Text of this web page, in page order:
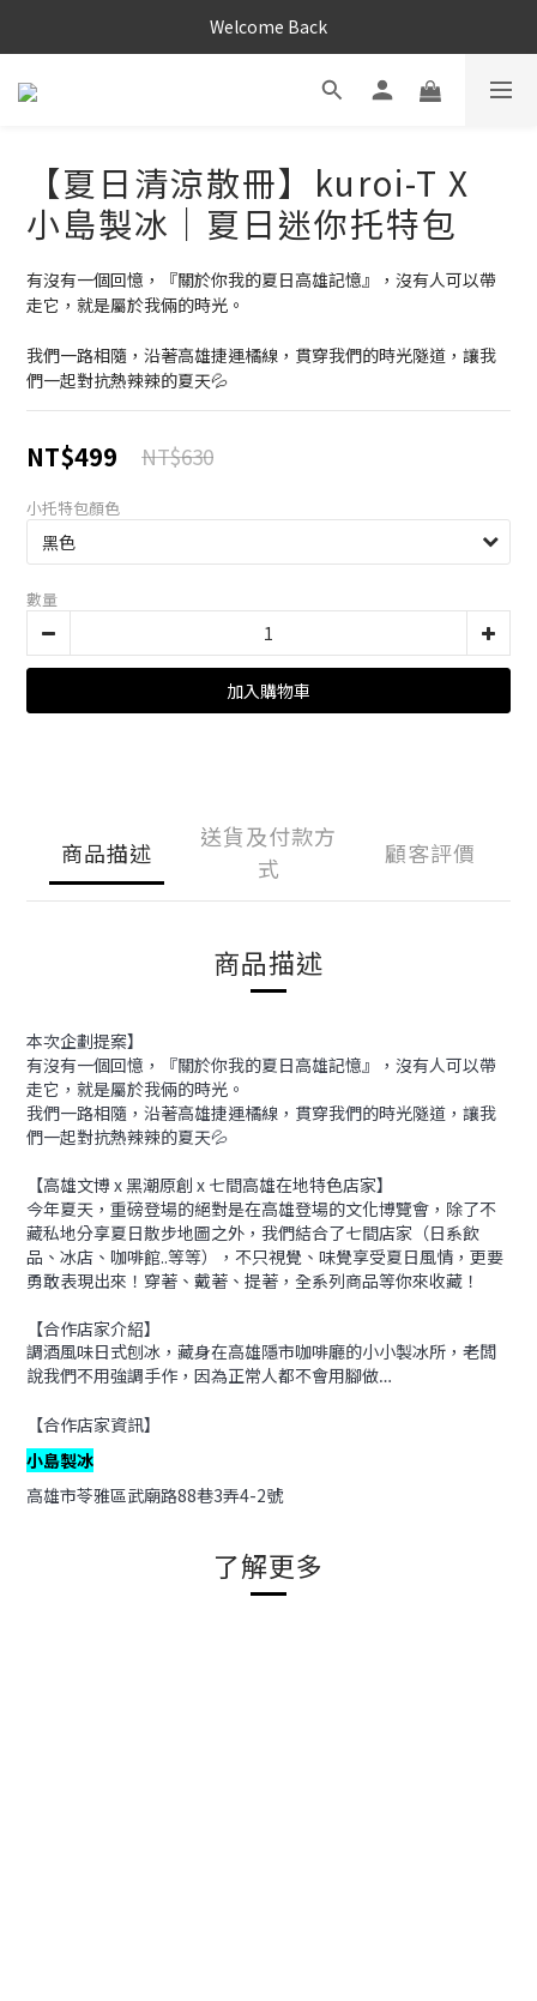
Welcome Back
【夏日清涼散冊】kuroi-T X
小島製冰｜夏日迷你托特包
有沒有一個回憶，『關於你我的夏日高雄記憶』，沒有人可以帶
走它，就是屬於我倆的時光。
我們一路相隨，沿著高雄捷運橘線，貫穿我們的時光隧道，讓我
們一起對抗熱辣辣的夏天💦
NT$499 NT$630
小托特包顏色
數量
加入購物車
商品描述
送貨及付款方
式
顧客評價
商品描述
本次企劃提案】
有沒有一個回憶，『關於你我的夏日高雄記憶』，沒有人可以帶
走它，就是屬於我倆的時光。
我們一路相隨，沿著高雄捷運橘線，貫穿我們的時光隧道，讓我
們一起對抗熱辣辣的夏天💦
【高雄文博 x 黑潮原創 x 七間高雄在地特色店家】
今年夏天，重磅登場的絕對是在高雄登場的文化博覽會，除了不
藏私地分享夏日散步地圖之外，我們結合了七間店家（日系飲
品、冰店、咖啡館..等等），不只視覺、味覺享受夏日風情，更要
勇敢表現出來！穿著、戴著、提著，全系列商品等你來收藏！
【合作店家介紹】
調酒風味日式刨冰，藏身在高雄隱市咖啡廳的小小製冰所， 老闆
說我們不用強調手作，因為正常人都不會用腳做…
【合作店家資訊】
小島製冰
高雄市苓雅區武廟路88巷3弄4-2號
了解更多